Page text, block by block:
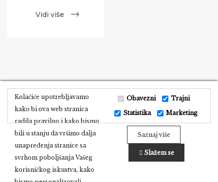
Vidi više
Adresa:
Pločanska 26
065 33 44 544
Email: info@etnoseloameric.rs
Kolačiće upotrebljavamo
kako bi ova web stranica
radila pravilno i kako bismo
bili u stanju da vršimo dalja
unapređenja stranice sa
svrhom poboljšanja Vašeg
korisničkog iskustva, kako
Obavezni
Trajni
Statistika
Marketing
Saznaj više
Slažem se